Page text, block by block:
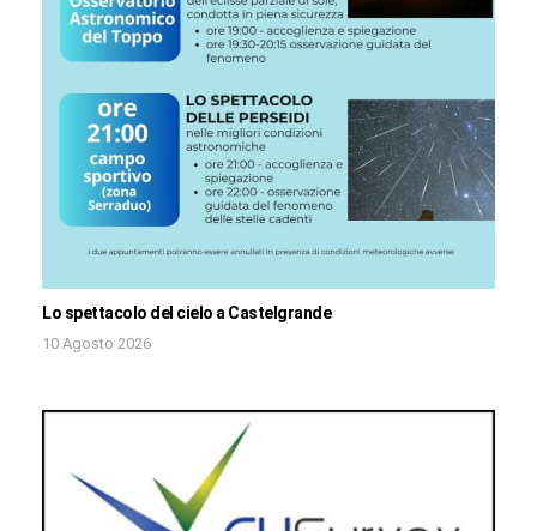
Lo spettacolo del cielo a Castelgrande
10 Agosto 2026